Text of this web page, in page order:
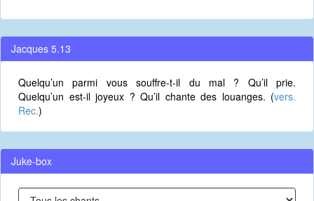
Jacques 5.13
Quelqu’un parmi vous souffre-t-il du mal ? Qu’il prie.
Quelqu’un est-il joyeux ? Qu’il chante des louanges. (vers.
Rec.)
Juke-box